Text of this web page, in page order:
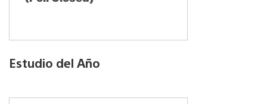
Estudio del Año